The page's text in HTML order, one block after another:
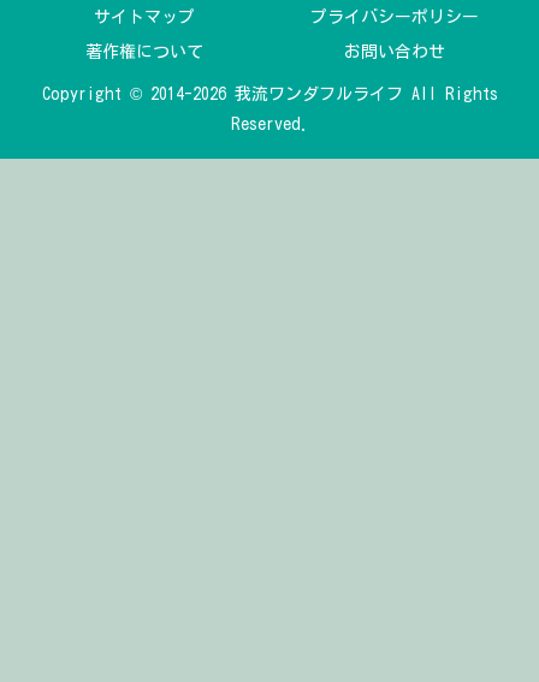
サイトマップ プライバシーポリシー
著作権について お問い合わせ
Copyright © 2014-2026 我流ワンダフルライフ All Rights
Reserved.